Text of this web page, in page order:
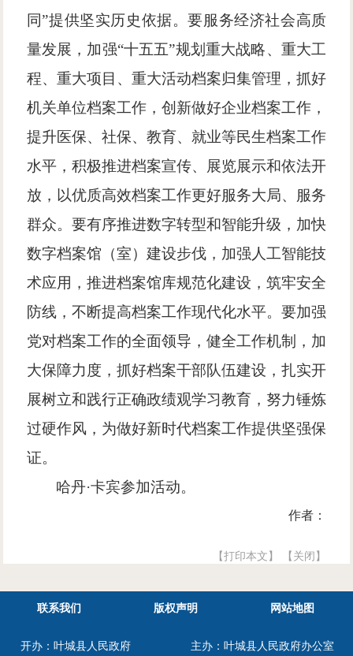
同”提供坚实历史依据。要服务经济社会高质
量发展，加强“十五五”规划重大战略、重大工
程、重大项目、重大活动档案归集管理，抓好
机关单位档案工作，创新做好企业档案工作，
提升医保、社保、教育、就业等民生档案工作
水平，积极推进档案宣传、展览展示和依法开
放，以优质高效档案工作更好服务大局、服务
群众。要有序推进数字转型和智能升级，加快
数字档案馆（室）建设步伐，加强人工智能技
术应用，推进档案馆库规范化建设，筑牢安全
防线，不断提高档案工作现代化水平。要加强
党对档案工作的全面领导，健全工作机制，加
大保障力度，抓好档案干部队伍建设，扎实开
展树立和践行正确政绩观学习教育，努力锤炼
过硬作风，为做好新时代档案工作提供坚强保
证。
哈丹·卡宾参加活动。
作者：
【打印本文】 【关闭】
联系我们 版权声明 网站地图
开办：叶城县人民政府 主办：叶城县人民政府办公室